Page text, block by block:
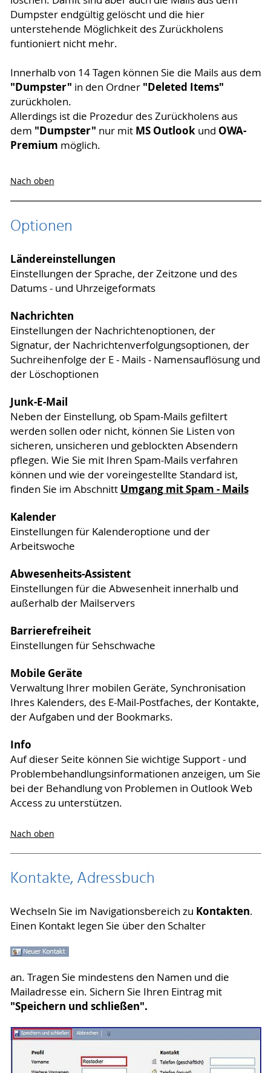
Dumpster endgültig gelöscht und die hier
unterstehende Möglichkeit des Zurückholens
funtioniert nicht mehr.
Innerhalb von 14 Tagen können Sie die Mails aus dem
"Dumpster" in den Ordner "Deleted Items"
zurückholen.
Allerdings ist die Prozedur des Zurückholens aus
dem "Dumpster" nur mit MS Outlookund OWA-
Premium möglich.
Nach oben
Optionen
Ländereinstellungen
Einstellungen der Sprache, der Zeitzone und des
Datums - und Uhrzeigeformats
Nachrichten
Einstellungen der Nachrichtenoptionen, der
Signatur, der Nachrichtenverfolgungsoptionen, der
Suchreihenfolge der E - Mails - Namensauflösung und
der Löschoptionen
Junk-E-Mail
Neben der Einstellung, ob Spam-Mails gefiltert
werden sollen oder nicht, können Sie Listen von
sicheren, unsicheren und geblockten Absendern
pflegen. Wie Sie mit Ihren Spam-Mails verfahren
können und wie der voreingestellte Standard ist,
finden Sie im Abschnitt Umgang mit Spam - Mails
Kalender
Einstellungen für Kalenderoptione und der
Arbeitswoche
Abwesenheits-Assistent
Einstellungen für die Abwesenheit innerhalb und
außerhalb der Mailservers
Barrierefreiheit
Einstellungen für Sehschwache
Mobile Geräte
Verwaltung Ihrer mobilen Geräte, Synchronisation
Ihres Kalenders, des E-Mail-Postfaches, der Kontakte,
der Aufgaben und der Bookmarks.
Info
Auf dieser Seite können Sie wichtige Support - und
Problembehandlungsinformationen anzeigen, um Sie
bei der Behandlung von Problemen in Outlook Web
Access zu unterstützen.
Nach oben
Kontakte, Adressbuch
Wechseln Sie im Navigationsbereich zu Kontakten.
Einen Kontakt legen Sie über den Schalter
an. Tragen Sie mindestens den Namen und die
Mailadresse ein. Sichern Sie Ihren Eintrag mit
"Speichern und schließen".